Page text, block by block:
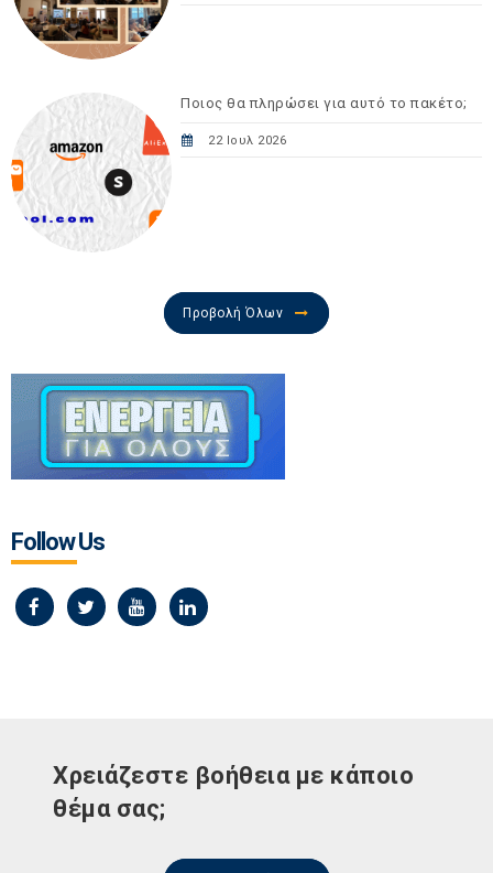
Ποιος θα πληρώσει για αυτό το πακέτο;
22 Ιουλ 2026
Προβολή Όλων
Follow Us
Χρειάζεστε βοήθεια με κάποιο
θέμα σας;